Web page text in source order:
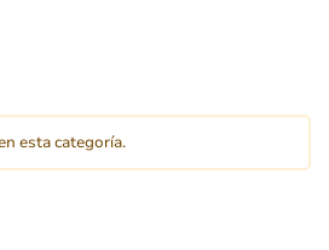
esta categoría.